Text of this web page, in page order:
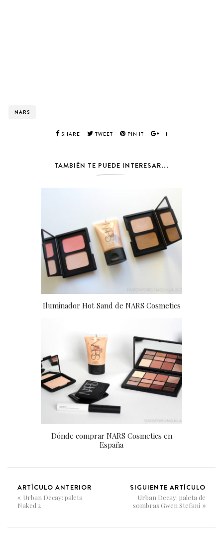
NARS
SHARE TWEET PIN IT +1
TAMBIÉN TE PUEDE INTERESAR...
Iluminador Hot Sand de NARS Cosmetics
Dónde comprar NARS Cosmetics en
España
ARTÍCULO ANTERIOR
Urban Decay: paleta
Naked 2
SIGUIENTE ARTÍCULO
Urban Decay: paleta de
sombras Gwen Stefani